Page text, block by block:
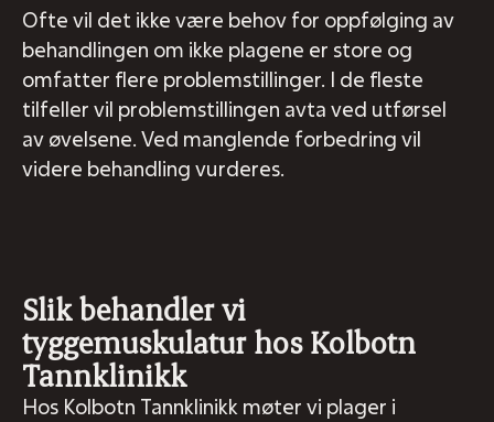
Ofte vil det ikke være behov for oppfølging av
behandlingen om ikke plagene er store og
omfatter flere problemstillinger. I de fleste
tilfeller vil problemstillingen avta ved utførsel
av øvelsene. Ved manglende forbedring vil
videre behandling vurderes.
Slik behandler vi
tyggemuskulatur hos Kolbotn
Tannklinikk
Hos Kolbotn Tannklinikk møter vi plager i